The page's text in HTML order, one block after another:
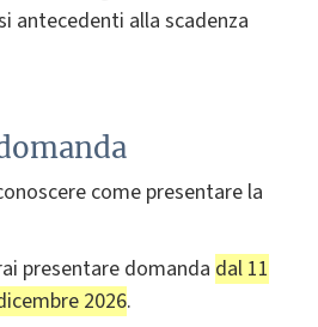
antecedenti alla scadenza
come presentare la
presentare domanda dal 11
2026.